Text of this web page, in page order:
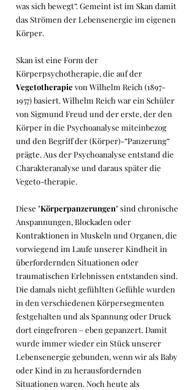
was sich bewegt“. Gemeint ist im Skan damit
das Strömen der Lebensenergie im eigenen
Körper.
Skan ist eine Form der
Körperpsychotherapie, die auf der
Vegetotherapie von Wilhelm Reich (1897-
1957)basiert. Wilhelm Reich war ein Schüler
von Sigmund Freud und der erste, der den
Körper in die Psychoanalyse miteinbezog
und den Begriff der (Körper)-“Panzerung“
prägte. Aus der Psychoanalyse entstand die
Charakteranalyse und daraus später die
Vegeto-therapie.
Diese "Körperpanzerungen" sind chronische
Anspannungen, Blockaden oder
Kontraktionen in Muskeln und Organen, die
vorwiegend im Laufe unserer Kindheit in
überfordernden Situationen oder
traumatischen Erlebnissen entstanden sind.
Die damals nicht gefühlten Gefühle wurden
in den verschiedenen Körpersegmenten
festgehalten und als Spannung oder Druck
dort eingefroren – eben gepanzert. Damit
wurde immer wieder ein Stück unserer
Lebensenergie gebunden, wenn wir als Baby
oder Kind in zu herausfordernden
Situationen waren. Noch heute als